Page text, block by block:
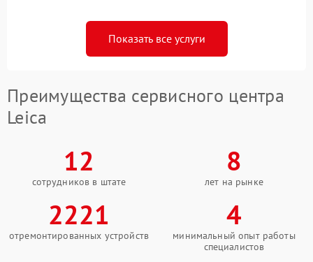
Показать все услуги
Преимущества сервисного центра
Leica
12
сотрудников в штате
8
лет на рынке
2221
отремонтированных устройств
4
минимальный опыт работы
специалистов